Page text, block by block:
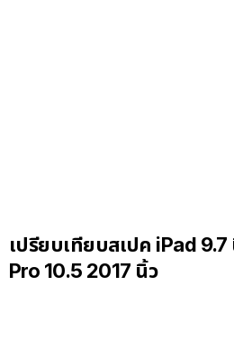
เปรียบเทียบสเปค iPad
Pro 10.5 2017 นิ้ว